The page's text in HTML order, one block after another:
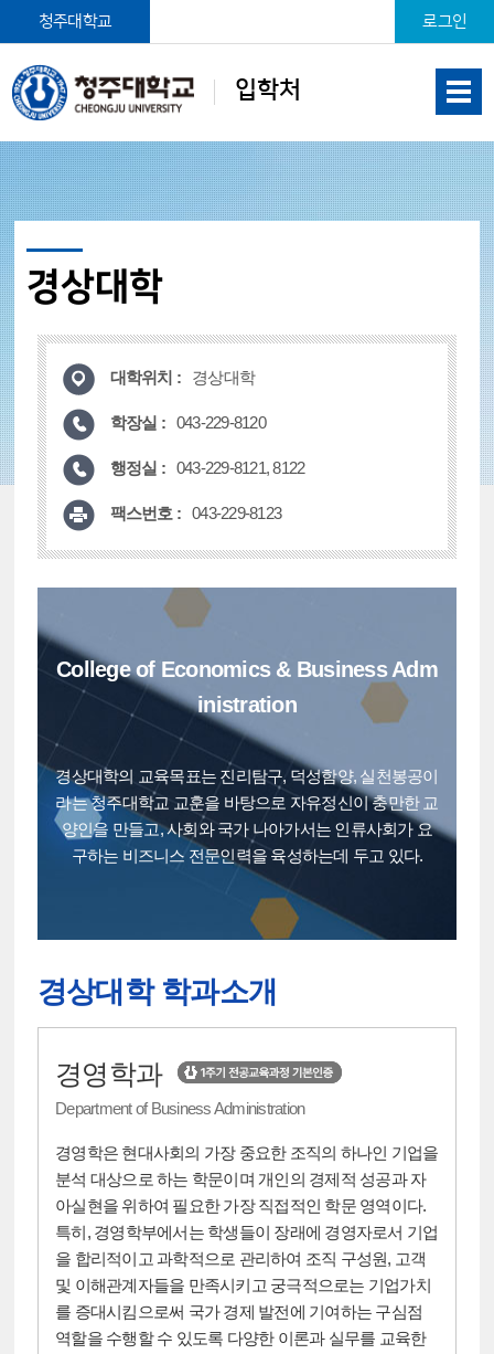
입학처
청주대학교 로그인
경상대학
대학위치 : 경상대학
학장실 : 043-229-8120
행정실 : 043-229-8121, 8122
팩스번호 : 043-229-8123
College of Economics & Business Adm
inistration
경상대학의 교육목표는 진리탐구, 덕성함양, 실천봉공이
라는 청주대학교 교훈을 바탕으로 자유정신이 충만한 교
양인을 만들고,사회와 국가 나아가서는 인류사회가 요
구하는 비즈니스 전문인력을 육성하는데 두고 있다.
경상대학 학과소개
경영학과
Department of Business Administration
경영학은 현대사회의 가장 중요한 조직의 하나인 기업을
분석 대상으로 하는 학문이며 개인의 경제적 성공과 자
아실현을 위하여 필요한 가장 직접적인 학문 영역이다.
특히, 경영학부에서는 학생들이 장래에 경영자로서 기업
을 합리적이고 과학적으로 관리하여 조직 구성원, 고객
및 이해관계자들을 만족시키고 궁극적으로는 기업가치
를 증대시킴으로써 국가 경제 발전에 기여하는 구심점
역할을 수행할 수 있도록 다양한 이론과 실무를 교육한